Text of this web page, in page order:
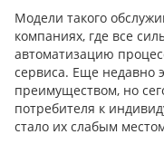
Модели такого
компаниях, где все
автоматизацию
сервиса. Еще недавно
преимуществом, но
потребителя к
стало их слабым